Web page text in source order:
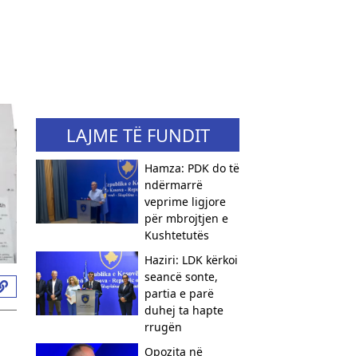
LAJME TË FUNDIT
Hamza: PDK do të
ndërmarrë
veprime ligjore
për mbrojtjen e
Kushtetutës
Haziri: LDK kërkoi
seancë sonte,
partia e parë
duhej ta hapte
rrugën
Opozita në